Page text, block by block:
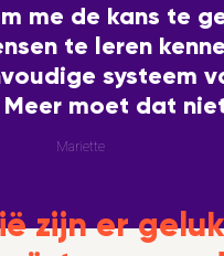
me de kans te
te leren
systeem
moet dat
Mariette
zijn er